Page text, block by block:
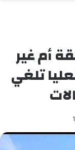
أم غير
تلغي